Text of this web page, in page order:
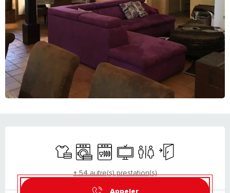
Draps et linge
Lave lingeLave vaisselle
TélévisionToilettesEntrée indépendante
+ 54 autre(s) prestation(s)
Appeler